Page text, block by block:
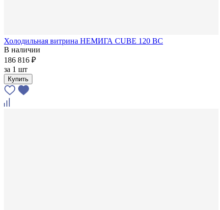
Холодильная витрина НЕМИГА CUBE 120 ВС
В наличии
186 816 ₽
за 1 шт
Купить